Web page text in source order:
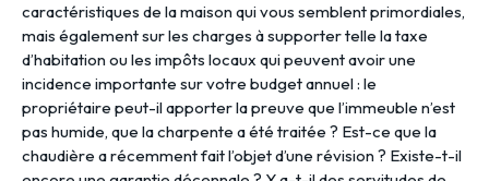
caractéristiques de la maison qui vous semblent primordiales,
mais également sur les charges à supporter telle la taxe
d’habitation ou les impôts locaux qui peuvent avoir une
incidence importante sur votre budget annuel : le
propriétaire peut-il apporter la preuve que l’immeuble n’est
pas humide, que la charpente a été traitée ? Est-ce que la
chaudière a récemment fait l’objet d’une révision ? Existe-t-il